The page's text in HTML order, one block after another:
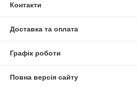
Контакти
Доставка та оплата
Графік роботи
Повна версія сайту